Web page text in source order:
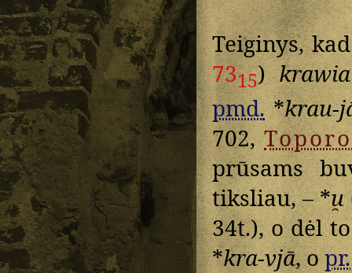
Teiginys,
7315)krawia
pmd.*krau-
702,
prūsams
tiksliau, – *u̯
34t.), o dėl
*kra-vjā, opr.